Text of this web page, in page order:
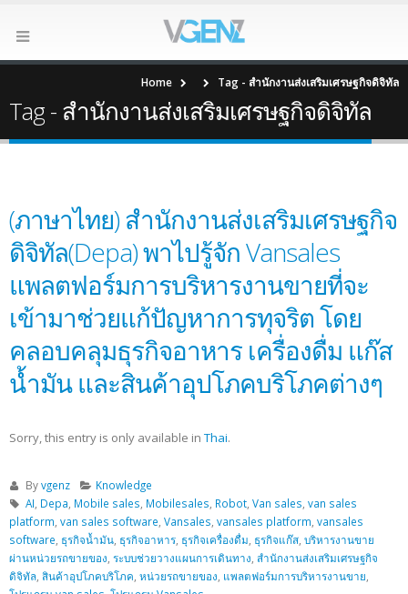
Home Tag - สำนักงานส่งเสริมเศรษฐกิจดิจิทัล
Tag - สำนักงานส่งเสริมเศรษฐกิจดิจิทัล
(ภาษาไทย) สำนักงานส่งเสริมเศรษฐกิจ
ดิจิทัล​(Depa) พาไปรู้จัก Vansales
แพลตฟอร์มการบริหารงานขายที่จะ
เข้ามาช่วยแก้ปัญหาการทุจริต โดย
คลอบคลุมธุรกิจอาหาร เครื่องดื่ม แก๊ส
น้ำมัน และสินค้าอุปโภคบริโภคต่างๆ
Sorry, this entry is only available in Thai.
Byvgenz
Knowledge
AI Depa Mobile sales Mobilesales Robot, Van sales van sales
platform van sales software Vansales vansales platform vansales
software ธุรกิจน้ำมัน ธุรกิจอาหาร ธุรกิจเครื่องดื่ม ธุรกิจแก๊ส บริหารงานขาย
ผ่านหน่วยรถขายของ ระบบช่วยวางแผนการเดินทาง สำนักงานส่งเสริมเศรษฐกิจ
ดิจิทัล สินค้าอุปโภคบริโภค หน่วยรถขายของ แพลตฟอร์มการบริหารงานขาย